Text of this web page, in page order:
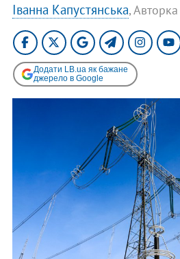
Іванна Капустянська,
Додати LB.ua як бажане
джерело в Google